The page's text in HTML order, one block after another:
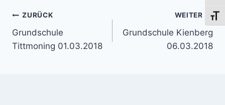
Beitragsnavigation
ZURÜCK
Grundschule
Tittmoning 01.03.2018
WEITER
Grundschule Kienberg
06.03.2018